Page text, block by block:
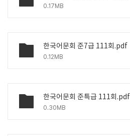
0.17MB
한국어문회 준7급 111회.pdf
0.12MB
한국어문회 준특급 111회.pdf
0.30MB